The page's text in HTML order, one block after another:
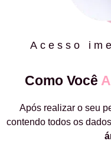
Acesso
Como Você
Após realizar o seu
contendo todos os